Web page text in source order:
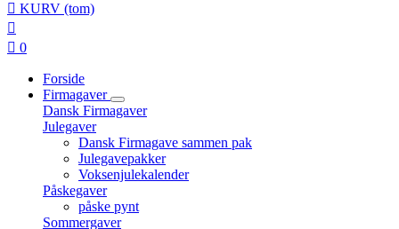
 KURV (tom)

 0
Forside
Firmagaver
Dansk Firmagaver
Julegaver
Dansk Firmagave sammen pak
Julegavepakker
Voksenjulekalender
Påskegaver
påske pynt
Sommergaver